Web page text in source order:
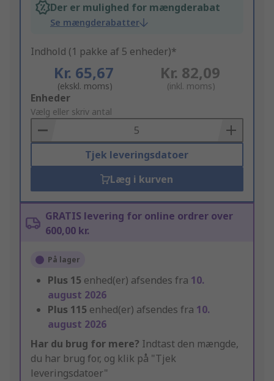
Der er mulighed for mængderabat
Se mængderabatter
Indhold (1 pakke af 5 enheder)*
Kr. 65,67
(ekskl. moms)
Kr. 82,09
(inkl. moms)
Add
to
Basket
Enheder
Vælg eller skriv antal
Tjek leveringsdatoer
Læg i kurven
GRATIS levering for online ordrer over
600,00 kr.
På lager
Plus 15 enhed(er) afsendes fra 10.
august 2026
Plus 115 enhed(er) afsendes fra 10.
august 2026
Har du brug for mere? Indtast den mængde,
du har brug for, og klik på "Tjek
leveringsdatoer"